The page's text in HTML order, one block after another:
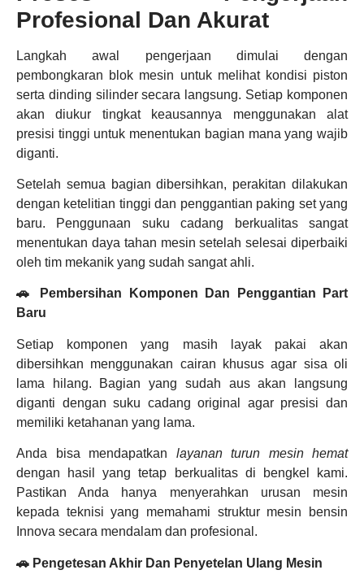
Profesional Dan Akurat
Langkah awal pengerjaan dimulai dengan
pembongkaran blok mesin untuk melihat kondisi piston
serta dinding silinder secara langsung. Setiap komponen
akan diukur tingkat keausannya menggunakan alat
presisi tinggi untuk menentukan bagian mana yang wajib
diganti.
Setelah semua bagian dibersihkan, perakitan dilakukan
dengan ketelitian tinggi dan penggantian paking set yang
baru. Penggunaan suku cadang berkualitas sangat
menentukan daya tahan mesin setelah selesai diperbaiki
oleh tim mekanik yang sudah sangat ahli.
🚗 Pembersihan Komponen Dan Penggantian Part
Baru
Setiap komponen yang masih layak pakai akan
dibersihkan menggunakan cairan khusus agar sisa oli
lama hilang. Bagian yang sudah aus akan langsung
diganti dengan suku cadang original agar presisi dan
memiliki ketahanan yang lama.
Anda bisa mendapatkan layanan turun mesin hemat
dengan hasil yang tetap berkualitas di bengkel kami.
Pastikan Anda hanya menyerahkan urusan mesin
kepada teknisi yang memahami struktur mesin bensin
Innova secara mendalam dan profesional.
🚗 Pengetesan Akhir Dan Penyetelan Ulang Mesin